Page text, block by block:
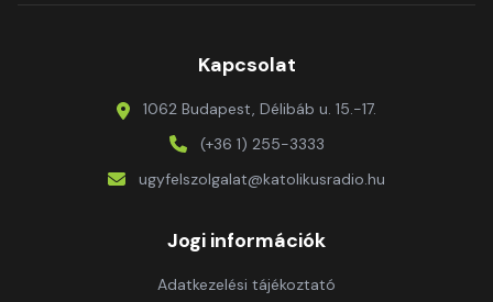
Kapcsolat
1062 Budapest, Délibáb u. 15.-17.
(+36 1) 255-3333
ugyfelszolgalat@katolikusradio.hu
Jogi információk
Adatkezelési tájékoztató